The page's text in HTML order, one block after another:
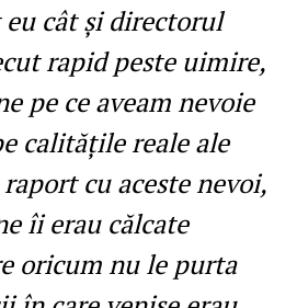
cât și directorul
rapid peste uimire,
pe ce aveam nevoie
calitățile reale ale
cu aceste nevoi,
îi erau călcate
oricum nu le purta